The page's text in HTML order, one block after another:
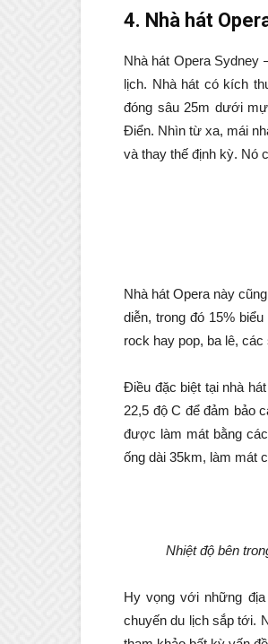
4. Nhà hát
Nhà hát Opera Sydney
lịch. Nhà hát có kích
đóng sâu 25m dưới
Điển. Nhìn từ xa, mái
và thay thế định kỳ. Nó
Nhà hát Opera này
diễn, trong đó 15%
rock hay pop, ba lê,
Điều đặc biệt tại nhà
22,5 độ C để đảm bảo
được làm mát bằng
ống dài 35km, làm mát
Nhiệt độ bên
Hy vọng với những
chuyến du lịch sắp tới.